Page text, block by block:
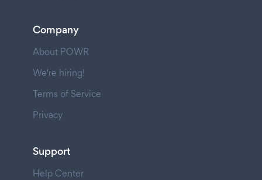
Company
About POWR
We're hiring!
Terms of Service
Privacy
Support
Help Center